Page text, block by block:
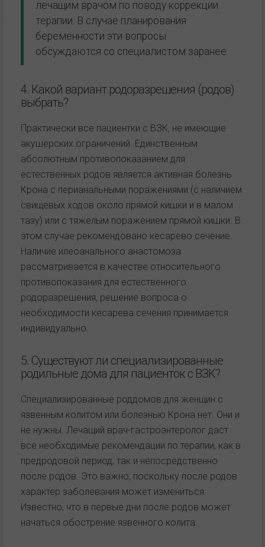
лечащим врачом по поводу коррекции
терапии. В случае планирования
беременности эти вопросы
обсуждаются со специалистом заранее.
4. Какой вариант родоразрешения (родов)
выбрать?
Практически все пациентки с ВЗК, не имеющие
акушерских ограничений. Единственным
абсолютным противопоказанием для
естественных родов является активная болезнь
Крона с перианальными поражениями (с наличием
свищевых ходов около прямой кишки и в малом
тазу) или с тяжелым поражением прямой кишки. В
этом случае рекомендовано кесарево сечение.
Наличие илеоанального анастомоза
рассматривается в качестве относительного
противопоказания для естественного
родоразрешения, решение вопроса о
необходимости кесарева сечения принимается
индивидуально.
5. Существуют ли специализированные
родильные дома для пациенток с ВЗК?
Специализированные роддомов для женщин с
язвенным колитом или болезнью Крона нет. Они и
не нужны. Лечащий врач-гастроэнтеролог даст
все необходимые рекомендации по терапии, как в
предродовой период, так и непосредственно
после родов. Это важно, поскольку после родов
характер заболевания может измениться.
Известно, что в первые дни после родов может
начаться обострение язвенного колита.